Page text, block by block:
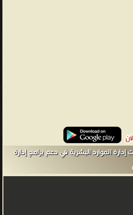
البشرية في دعم برامج إدارة الجودة
إدارة الموارد البشرية في دعم برامج إدارة
8 ❝ ❞ أثر إستراتيجيات إدارة الموارد البشرية في دعم برامج
الشاملة 7 ❝ ❞ أثر إستراتيجيات إدارة الموارد البشرية في دعم
إدارة الموارد البشرية في دعم برامج إدارة